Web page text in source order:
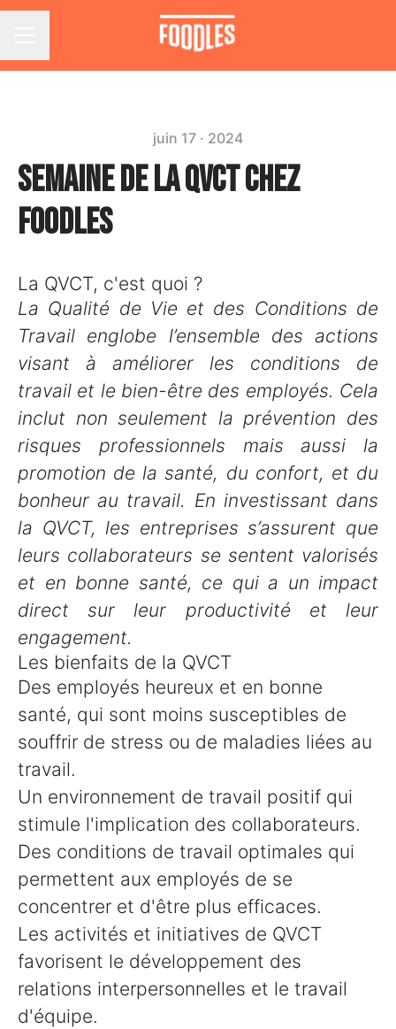
juin 17 · 2024
Semaine de la QVCT chez
Foodles
La QVCT, c'est quoi ?
La Qualité de Vie et des Conditions de
Travail englobe l’ensemble des actions
visant à améliorer les conditions de
travail et le bien-être des employés. Cela
inclut non seulement la prévention des
risques professionnels mais aussi la
promotion de la santé, du confort, et du
bonheur au travail. En investissant dans
la QVCT, les entreprises s’assurent que
leurs collaborateurs se sentent valorisés
et en bonne santé, ce qui a un impact
direct sur leur productivité et leur
engagement.
Les bienfaits de la QVCT
Des employés heureux et en bonne
santé, qui sont moins susceptibles de
souffrir de stress ou de maladies liées au
travail.
Un environnement de travail positif qui
stimule l'implication des collaborateurs.
Des conditions de travail optimales qui
permettent aux employés de se
concentrer et d'être plus efficaces.
Les activités et initiatives de QVCT
favorisent le développement des
relations interpersonnelles et le travail
d'équipe.